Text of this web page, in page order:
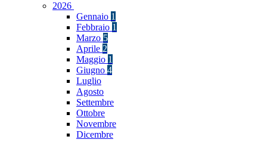
2026
Gennaio 1
Febbraio 1
Marzo 5
Aprile 2
Maggio 1
Giugno 4
Luglio
Agosto
Settembre
Ottobre
Novembre
Dicembre